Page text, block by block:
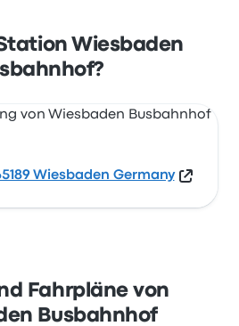
Standort dieser
auf einer Karte
Wiesbaden
Wiesbaden Germany
Fahrpläne von
Busbahnhof